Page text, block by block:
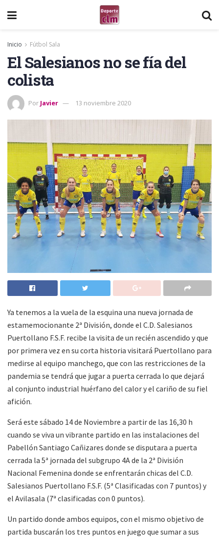
Inicio Fútbol Sala
El Salesianos no se fía del
colista
Por Javier 13 noviembre 2020
Ya tenemos a la vuela de la esquina una nueva jornada de
estamemocionante 2ª División, donde el C.D. Salesianos
Puertollano F.S.F. recibe la visita de un recién ascendido y que
por primera vez en su corta historia visitará Puertollano para
medirse al equipo manchego, que con las restricciones de la
pandemia se tendrá que jugar a puerta cerrada lo que dejará
al conjunto industrial huérfano del calor y el cariño de su fiel
afición.
Será este sábado 14 de Noviembre a partir de las 16,30 h
cuando se viva un vibrante partido en las instalaciones del
Pabellón Santiago Cañizares donde se disputara a puerta
cerrada la 5ª jornada del subgrupo 4A de la 2ª División
Nacional Femenina donde se enfrentarán chicas del C.D.
Salesianos Puertollano F.S.F. (5ª Clasificadas con 7 puntos) y
el Avilasala (7ª clasificadas con 0 puntos).
Un partido donde ambos equipos, con el mismo objetivo de
partida buscarán los tres puntos en juego que sumar a sus